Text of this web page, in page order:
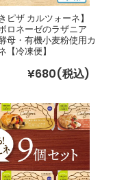
ピザ カルツォーネ】
ロネーゼのラザニア
母・有機小麦粉使用カ
【冷凍便】
¥680(税込)